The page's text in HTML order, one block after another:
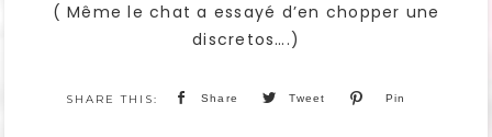
( Même le chat a essayé d’en chopper une
discretos….)
Share Tweet Pin